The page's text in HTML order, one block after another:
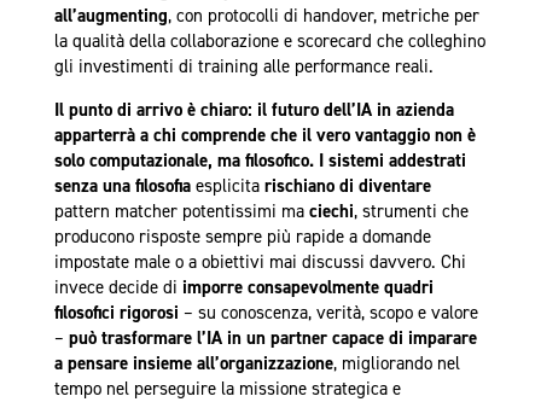
all’augmenting, con protocolli di handover, metriche per
la qualità della collaborazione e scorecard che colleghino
gli investimenti di training alle performance reali.
Il punto di arrivo è chiaro: il futuro dell’IA in azienda
apparterrà a chi comprende che il vero vantaggio non è
solo computazionale, ma filosofico. I sistemi addestrati
senza una filosofiaesplicita rischiano di diventare
pattern matcher potentissimi ma ciechi, strumenti che
producono risposte sempre più rapide a domande
impostate male o a obiettivi mai discussi davvero. Chi
invece decide di imporre consapevolmente quadri
filosofici rigorosi – su conoscenza, verità, scopo e valore
– può trasformare l’IA in un partner capace di imparare
a pensare insieme all’organizzazione, migliorando nel
tempo nel perseguire la missione strategica e